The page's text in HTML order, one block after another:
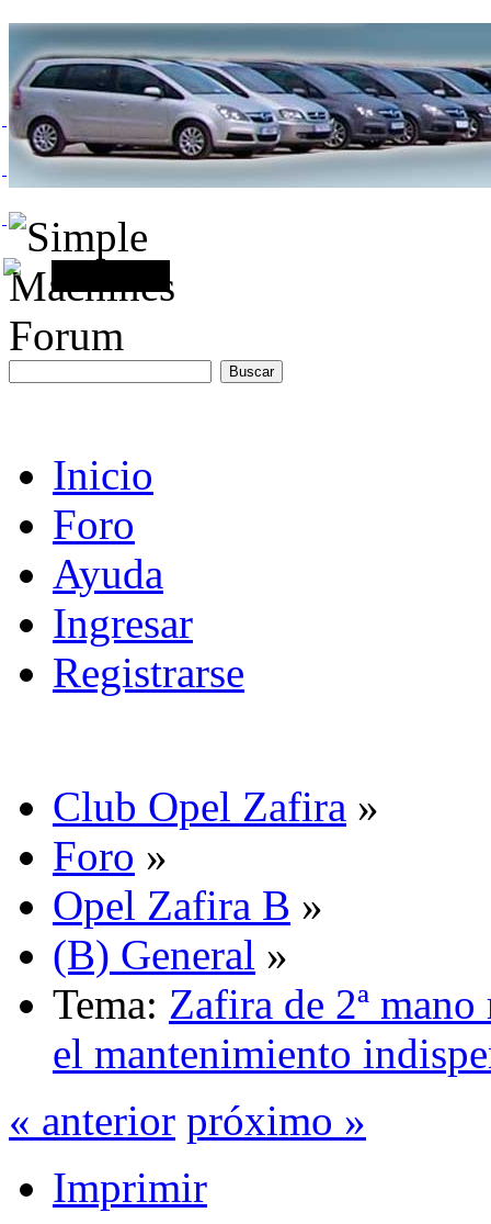
Inicio
Foro
Ayuda
Ingresar
Registrarse
Club Opel Zafira »
Foro »
Opel Zafira B »
(B) General »
Tema: Zafira de 2ª
el mantenimiento
« anterior próximo »
Imprimir